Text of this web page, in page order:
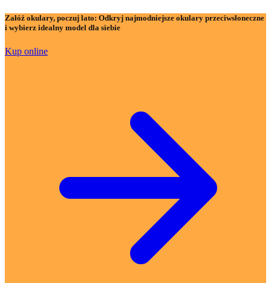
Załóż okulary, poczuj lato: Odkryj najmodniejsze okulary przeciwsłoneczne
i wybierz idealny model dla siebie
Kup online